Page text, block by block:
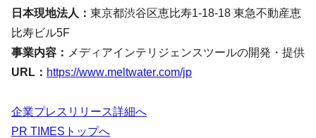
日本現地法人： 東京都渋谷区恵比寿1-18-18 東急不動産恵
比寿ビル5F
事業内容： メディアインテリジェンスツールの開発・提供
URL： https://www.meltwater.com/jp
企業プレスリリース詳細へ
PR TIMESトップへ